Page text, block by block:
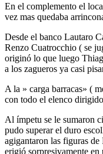
En el complemento el
vez mas quedaba
Desde el banco Lautaro
Renzo Cuatrocchio ( se
originó lo que luego
a los zagueros ya casi
A la » carga barracas» (
con todo el elenco
Al ímpetu se le sumaron
pudo superar el duro
agigantaron las figuras
erigió sorpresivamente en